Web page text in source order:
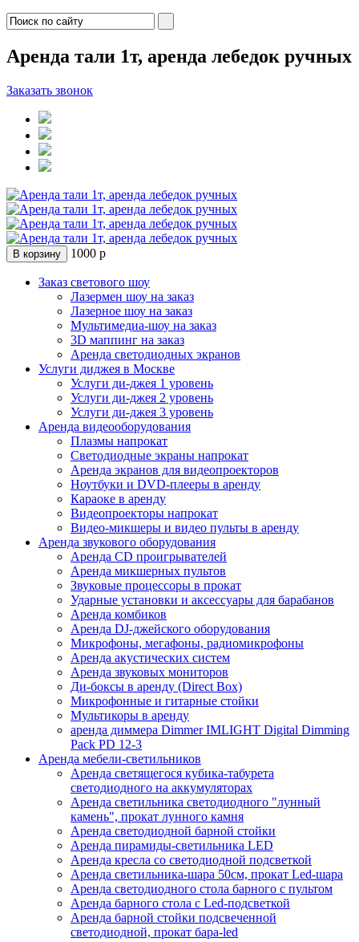
Аренда тали 1т, аренда лебедок ручных
Заказать звонок
В корзину 1000 р
Заказ светового шоу
Лазермен шоу на заказ
Лазерное шоу на заказ
Мультимедиа-шоу на заказ
3D маппинг на заказ
Аренда светодиодных экранов
Услуги диджея в Москве
Услуги ди-джея 1 уровень
Услуги ди-джея 2 уровень
Услуги ди-джея 3 уровень
Аренда видеооборудования
Плазмы напрокат
Светодиодные экраны напрокат
Аренда экранов для видеопроекторов
Ноутбуки и DVD-плееры в аренду
Караоке в аренду
Видеопроекторы напрокат
Видео-микшеры и видео пульты в аренду
Аренда звукового оборудования
Аренда CD проигрывателей
Аренда микшерных пультов
Звуковые процессоры в прокат
Ударные установки и аксессуары для барабанов
Аренда комбиков
Аренда DJ-джейского оборудования
Микрофоны, мегафоны, радиомикрофоны
Аренда акустических систем
Аренда звуковых мониторов
Ди-боксы в аренду (Direct Box)
Микрофонные и гитарные стойки
Мультикоры в аренду
аренда диммера Dimmer IMLIGHT Digital Dimming
Pack PD 12-3
Аренда мебели-светильников
Аренда светящегося кубика-табурета
светодиодного на аккумуляторах
Аренда светильника светодиодного "лунный
камень", прокат лунного камня
Аренда светодиодной барной стойки
Аренда пирамиды-светильника LED
Аренда кресла со светодиодной подсветкой
Аренда светильника-шара 50см, прокат Led-шара
Аренда светодиодного стола барного с пультом
Аренда барного стола с Led-подсветкой
Аренда барной стойки подсвеченной
светодиодной, прокат бара-led